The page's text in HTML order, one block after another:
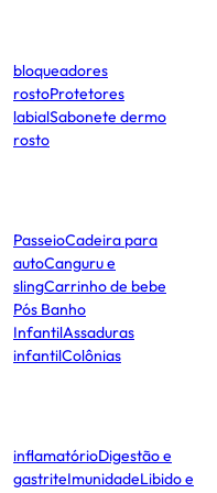
bloqueadores
rostoProtetores
labialSabonete dermo
rosto
PasseioCadeira para
autoCanguru e
slingCarrinho de bebe
Pós Banho
InfantilAssaduras
infantilColônias
inflamatórioDigestão e
gastriteImunidadeLibido e